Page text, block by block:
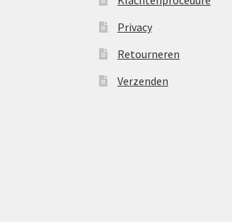
Privacy
Retourneren
Verzenden